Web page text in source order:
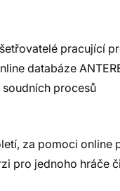
pracující
databáze
procesů
za pomoci online
pro jednoho hráče